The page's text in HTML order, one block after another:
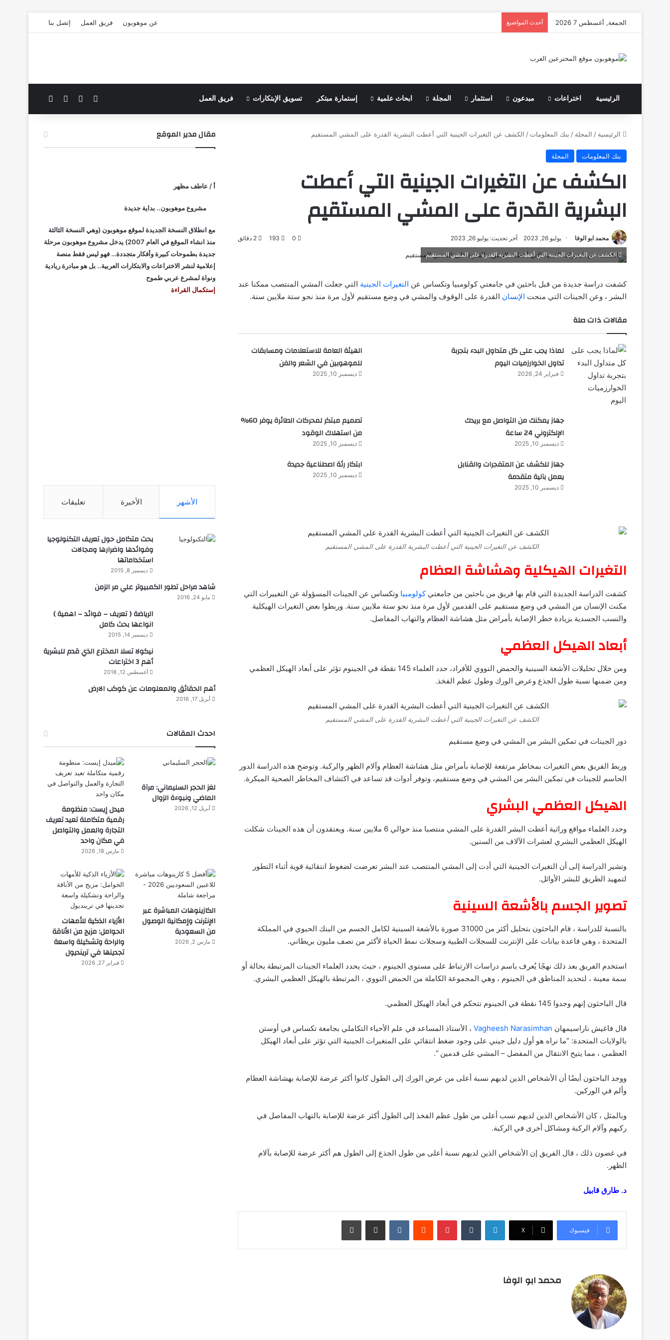
الجمعة, أغسطس 7 2026 أحدث المواضيع عن موهوبون فريق العمل إتصل بنا
الرئيسية اختراعات مبدعون استثمار المجلة ابحاث علمية إستمارة مبتكر تسويق الإبتكارات فريق العمل فيسبوك الوضع المظلم
الرئيسية / المجلة / بنك المعلومات / الكشف عن التغيرات الجينية التي أعطت البشرية القدرة على المشي المستقيم
بنك المعلومات المجلة
الكشف عن التغيرات الجينية التي أعطت
البشرية القدرة على المشي المستقيم
محمد ابو الوفا يوليو 26, 2023 آخر تحديث: يوليو 26, 2023 0
193
الكشف عن التغيرات الجينية التي أعطت البشرية القدرة على المشي المستقيم
كشفت دراسة جديدة من قبل باحثين في جامعتي كولومبيا وتكساس عن التغيرات الجينية التي جعلت المشي المنتصب ممكنا عند
البشر ، وعن الجينات التي منحت الإنسان القدرة على الوقوف والمشي في وضع مستقيم لأول مرة منذ نحو ستة ملايين سنة.
مقالات ذات صلة
لماذا يجب على كل متداول البدء بتجربة
تداول الخوارزميات اليوم
فبراير 24, 2026
الهيئة العامة للاستعلامات ومسابقات
للموهوبين في الشعر والفن
ديسمبر 10, 2025
جهاز يمكنك من التواصل مع بريدك
الإلكتروني 24 ساعة
ديسمبر 10, 2025
تصميم مبتكر لمحركات الطائرة يوفر 60%
من استهلاك الوقود
ديسمبر 10, 2025
جهاز للكشف عن المتفجرات والقنابل
يعمل بآلية متقدمة
ديسمبر 10, 2025
ابتكار رئة اصطناعية جديدة
ديسمبر 10, 2025
الكشف عن التغيرات الجينية التي أعطت البشرية القدرة على المشي المستقيم
التغيرات الهيكلية وهشاشة العظام
كشفت الدراسة الجديدة التي قام بها فريق من باحثين من جامعتيكولومبيا وتكساس عن الجينات المسؤولة عن التغييرات التي
مكنت الإنسان من المشي في وضع مستقيم على القدمين لأول مرة منذ نحو ستة ملايين سنة. وربطوا بعض التغيرات الهيكلية
والنسب الجسدية بزيادة خطر الإصابة بأمراض مثل هشاشة العظام والتهاب المفاصل.
أبعاد الهيكل العظمي
ومن خلال تحليلات الأشعة السينية والحمض النووي للأفراد، حدد العلماء 145 نقطة في الجينوم تؤثر على أبعاد الهيكل العظمي
ومن ضمنها نسبة طول الجذع وعرض الورك وطول عظم الفخذ.
الكشف عن التغيرات الجينية التي أعطت البشرية القدرة على المشي المستقيم
دور الجينات في تمكين البشر من المشي في وضع مستقيم
وربط الفريق بعض التغيرات بمخاطر مرتفعة للإصابة بأمراض مثل هشاشة العظام وآلام الظهر والركبة. وتوضح هذه الدراسة الدور
الحاسم للجينات في تمكين البشر من المشي في وضع مستقيم، وتوفر أدوات قد تساعد في اكتشاف المخاطر الصحية المبكرة.
الهيكل العظمي البشري
وحدد العلماء مواقع وراثية أعطت البشر القدرة على المشي منتصبا منذ حوالي 6 ملايين سنة. ويعتقدون أن هذه الجينات شكلت
الهيكل العظمي البشري لعشرات الآلاف من السنين.
وتشير الدراسة إلى أن التغيرات الجينية التي أدت إلى المشي المنتصب عند البشر تعرضت لضغوط انتقائية قوية أثناء التطور
لتمهيد الطريق للبشر الأوائل.
تصوير الجسم بالأشعة السينية
بالنسبة للدراسة ، قام الباحثون بتحليل أكثر من 31000 صورة بالأشعة السينية لكامل الجسم من البنك الحيوي في المملكة
المتحدة ، وهي قاعدة بيانات على الإنترنت للسجلات الطبية وسجلات نمط الحياة لأكثر من نصف مليون بريطاني.
استخدم الفريق بعد ذلك نهجًا يُعرف باسم دراسات الارتباط على مستوى الجينوم ، حيث يحدد العلماء الجينات المرتبطة بحالة أو
سمة معينة ، لتحديد المناطق في الجينوم ، وهي المجموعة الكاملة من الحمض النووي ، المرتبطة بالهيكل العظمي البشري.
قال الباحثون إنهم وجدوا 145 نقطة في الجينوم تتحكم في أبعاد الهيكل العظمي.
قال فاغيش ناراسيمهان Vagheesh Narasimhan ، الأستاذ المساعد في علم الأحياء التكاملي بجامعة تكساس في أوستن
بالولايات المتحدة: “ما نراه هو أول دليل جيني على وجود ضغط انتقائي على المتغيرات الجينية التي تؤثر على أبعاد الهيكل
العظمي ، مما يتيح الانتقال من المفصل – المشي على قدمين “.
ووجد الباحثون أيضًا أن الأشخاص الذين لديهم نسبة أعلى من عرض الورك إلى الطول كانوا أكثر عرضة للإصابة بهشاشة العظام
وألم في الوركين.
وبالمثل ، كان الأشخاص الذين لديهم نسب أعلى من طول عظم الفخذ إلى الطول أكثر عرضة للإصابة بالتهاب المفاصل في
ركبهم وآلام الركبة ومشاكل أخرى في الركبة.
في غضون ذلك ، قال الفريق إن الأشخاص الذين لديهم نسبة أعلى من طول الجذع إلى الطول هم أكثر عرضة للإصابة بآلام
الظهر.
د. طارق قابيل
فيسبوك ‫X
لينكدإن بينتيريست
محمد ابو الوفا
مقال مدير الموقع
أ / عاطف مظهر
مشروع موهوبون.. بداية جديدة
مع انطلاق النسخة الجديدة لموقع موهوبون (وهي النسخة الثالثة
منذ انشاء الموقع في العام 2007) يدخل مشروع موهوبون مرحلة
جديدة بطموحات كبيرة وأفكار متجددة… فهو ليس فقط منصة
إعلامية لنشر الاختراعات والابتكارات العربية.. بل هو مبادرة ريادية
ونواة لمشرع عربي طموح
إستكمال القراءة
الأشهر الأخيرة تعليقات
بحث متكامل حول تعريف التكنولوجيا
وفوائدها واضرارها ومجالات
استخداماتها
ديسمبر 8, 2015
شاهد مراحل تطور الكمبيوتر علي مر الزمن
مايو 24, 2016
الرياضة ( تعريف – فوائد – اهمية )
انواعها بحث كامل
ديسمبر 14, 2015
نيكولا تسلا المخترع الذي قدم للبشرية
أهم 3 اختراعات
أغسطس 12, 2018
أهم الحقائق والمعلومات عن كوكب الارض
أبريل 17, 2016
احدث المقالات
لغز الحجر السليماني: مرآة
الماضي ونبوءة الزوال
أبريل 12, 2026
ميدل إيست: منظومة
رقمية متكاملة تعيد تعريف
التجارة والعمل والتواصل
في مكان واحد
مارس 18, 2026
الكازينوهات المباشرة عبر
الإنترنت وإمكانية الوصول
من السعودية
مارس 2, 2026
الأزياء الذكية للأمهات
الحوامل: مزيج من الأناقة
والراحة وتشكيلة واسعة
تجدينها في ترينديول
فبراير 27, 2026